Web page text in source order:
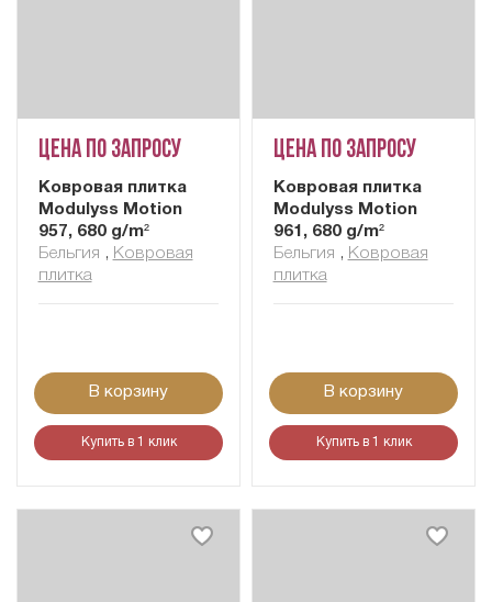
Цена по запросу
Ковровая плитка
Modulyss Motion
957, 680 g/m²
Бельгия , Ковровая
плитка
В корзину
Купить в 1 клик
Цена по запросу
Ковровая плитка
Modulyss Motion
961, 680 g/m²
Бельгия , Ковровая
плитка
В корзину
Купить в 1 клик